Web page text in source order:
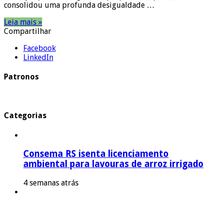
consolidou uma profunda desigualdade …
Leia mais »
Compartilhar
Facebook
LinkedIn
Patronos
Categorias
Consema RS isenta licenciamento
ambiental para lavouras de arroz irrigado
4 semanas atrás